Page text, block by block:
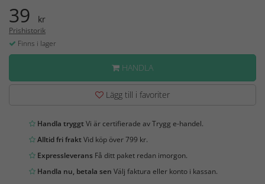
39 kr
Prishistorik
Finns i lager
HANDLA
Lägg till i favoriter
Handla tryggtVi är certifierade av Trygg e-handel.
Alltid fri fraktVid köp över 799 kr.
Expressleverans Få ditt paket redan imorgon.
Handla nu, betala sen Välj faktura eller konto i kassan.